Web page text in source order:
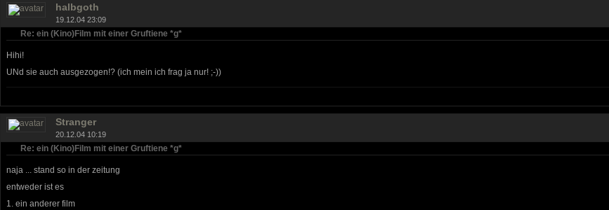
halbgoth
19.12.04 23:09
Re: ein (Kino)Film mit einer Gruftiene *g*
Hihi!
UNd sie auch ausgezogen!? (ich mein ich frag ja nur! ;-))
Stranger
20.12.04 10:19
Re: ein (Kino)Film mit einer Gruftiene *g*
naja ... stand so in der zeitung
entweder ist es
1. ein anderer film